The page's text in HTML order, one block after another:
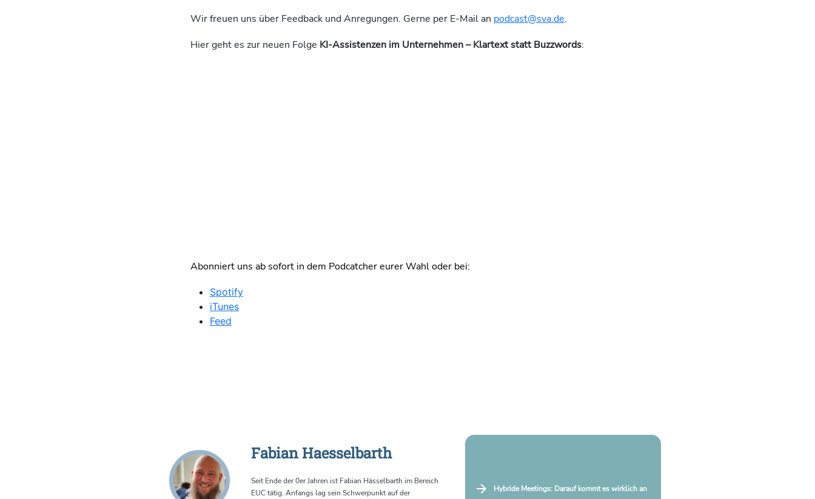
Wir freuen uns über Feedback und Anregungen. Gerne per E-Mail an podcast@sva.de.
Hier geht es zur neuen Folge KI-Assistenzen im Unternehmen – Klartext statt Buzzwords:
Abonniert uns ab sofort in dem Podcatcher eurer Wahl oder bei:
Spotify
iTunes
Feed
Fabian Haesselbarth
Seit Ende der 0er Jahren ist Fabian Hässelbarth im Bereich
EUC tätig. Anfangs lag sein Schwerpunkt auf der
Hybride Meetings: Darauf kommt es wirklich an